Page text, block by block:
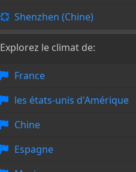
Shenzhen (Chine)
Explorez le climat de:
France
les états-unis d'Amérique
Chine
Espagne